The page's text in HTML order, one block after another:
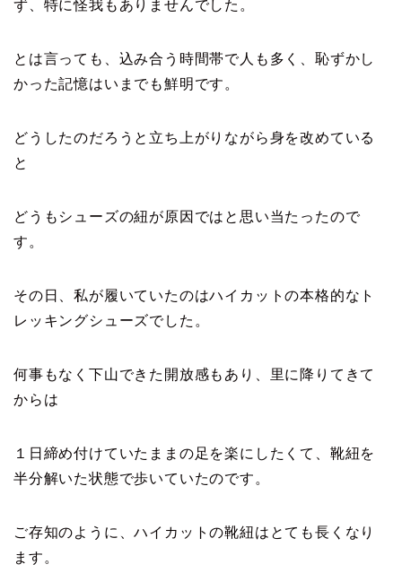
ず、特に怪我もありませんでした。
とは言っても、込み合う時間帯で人も多く、恥ずかし
かった記憶はいまでも鮮明です。
どうしたのだろうと立ち上がりながら身を改めている
と
どうもシューズの紐が原因ではと思い当たったので
す。
その日、私が履いていたのはハイカットの本格的なト
レッキングシューズでした。
何事もなく下山できた開放感もあり、里に降りてきて
からは
１日締め付けていたままの足を楽にしたくて、靴紐を
半分解いた状態で歩いていたのです。
ご存知のように、ハイカットの靴紐はとても長くなり
ます。